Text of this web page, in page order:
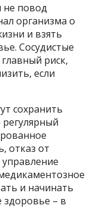
не повод
организма о
и взять
Сосудистые
риск,
если
сохранить
отказ от
и начинать
– в